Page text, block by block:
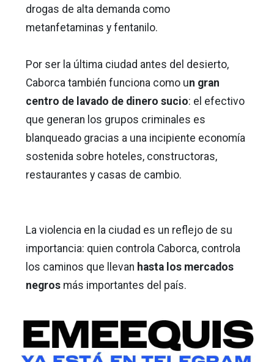
drogas de alta demanda como
metanfetaminas y fentanilo.
Por ser la última ciudad antes del desierto,
Caborca también funciona como un gran
centro de lavado de dinero sucio: el efectivo
que generan los grupos criminales es
blanqueado gracias a una incipiente economía
sostenida sobre hoteles, constructoras,
restaurantes y casas de cambio.
La violencia en la ciudad es un reflejo de su
importancia: quien controla Caborca, controla
los caminos que llevan hasta los mercados
negros más importantes del país.